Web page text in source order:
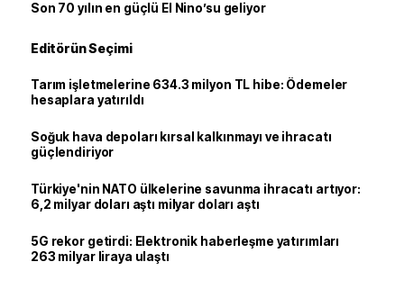
Son 70 yılın en güçlü El Nino’su geliyor
Editörün Seçimi
Tarım işletmelerine 634.3 milyon TL hibe: Ödemeler
hesaplara yatırıldı
Soğuk hava depoları kırsal kalkınmayı ve ihracatı
güçlendiriyor
Türkiye'nin NATO ülkelerine savunma ihracatı artıyor:
6,2 milyar doları aştı milyar doları aştı
5G rekor getirdi: Elektronik haberleşme yatırımları
263 milyar liraya ulaştı